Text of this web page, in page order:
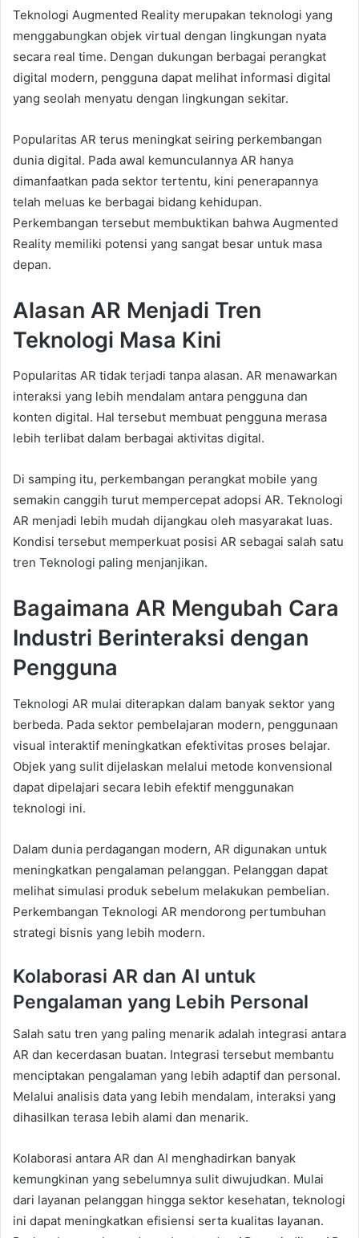
Teknologi Augmented Reality merupakan teknologi yang
menggabungkan objek virtual dengan lingkungan nyata
secara real time. Dengan dukungan berbagai perangkat
digital modern, pengguna dapat melihat informasi digital
yang seolah menyatu dengan lingkungan sekitar.
Popularitas AR terus meningkat seiring perkembangan
dunia digital. Pada awal kemunculannya AR hanya
dimanfaatkan pada sektor tertentu, kini penerapannya
telah meluas ke berbagai bidang kehidupan.
Perkembangan tersebut membuktikan bahwa Augmented
Reality memiliki potensi yang sangat besar untuk masa
depan.
Alasan AR Menjadi Tren
Teknologi Masa Kini
Popularitas AR tidak terjadi tanpa alasan. AR menawarkan
interaksi yang lebih mendalam antara pengguna dan
konten digital. Hal tersebut membuat pengguna merasa
lebih terlibat dalam berbagai aktivitas digital.
Di samping itu, perkembangan perangkat mobile yang
semakin canggih turut mempercepat adopsi AR. Teknologi
AR menjadi lebih mudah dijangkau oleh masyarakat luas.
Kondisi tersebut memperkuat posisi AR sebagai salah satu
tren Teknologi paling menjanjikan.
Bagaimana AR Mengubah Cara
Industri Berinteraksi dengan
Pengguna
Teknologi AR mulai diterapkan dalam banyak sektor yang
berbeda. Pada sektor pembelajaran modern, penggunaan
visual interaktif meningkatkan efektivitas proses belajar.
Objek yang sulit dijelaskan melalui metode konvensional
dapat dipelajari secara lebih efektif menggunakan
teknologi ini.
Dalam dunia perdagangan modern, AR digunakan untuk
meningkatkan pengalaman pelanggan. Pelanggan dapat
melihat simulasi produk sebelum melakukan pembelian.
Perkembangan Teknologi AR mendorong pertumbuhan
strategi bisnis yang lebih modern.
Kolaborasi AR dan AI untuk
Pengalaman yang Lebih Personal
Salah satu tren yang paling menarik adalah integrasi antara
AR dan kecerdasan buatan. Integrasi tersebut membantu
menciptakan pengalaman yang lebih adaptif dan personal.
Melalui analisis data yang lebih mendalam, interaksi yang
dihasilkan terasa lebih alami dan menarik.
Kolaborasi antara AR dan AI menghadirkan banyak
kemungkinan yang sebelumnya sulit diwujudkan. Mulai
dari layanan pelanggan hingga sektor kesehatan, teknologi
ini dapat meningkatkan efisiensi serta kualitas layanan.